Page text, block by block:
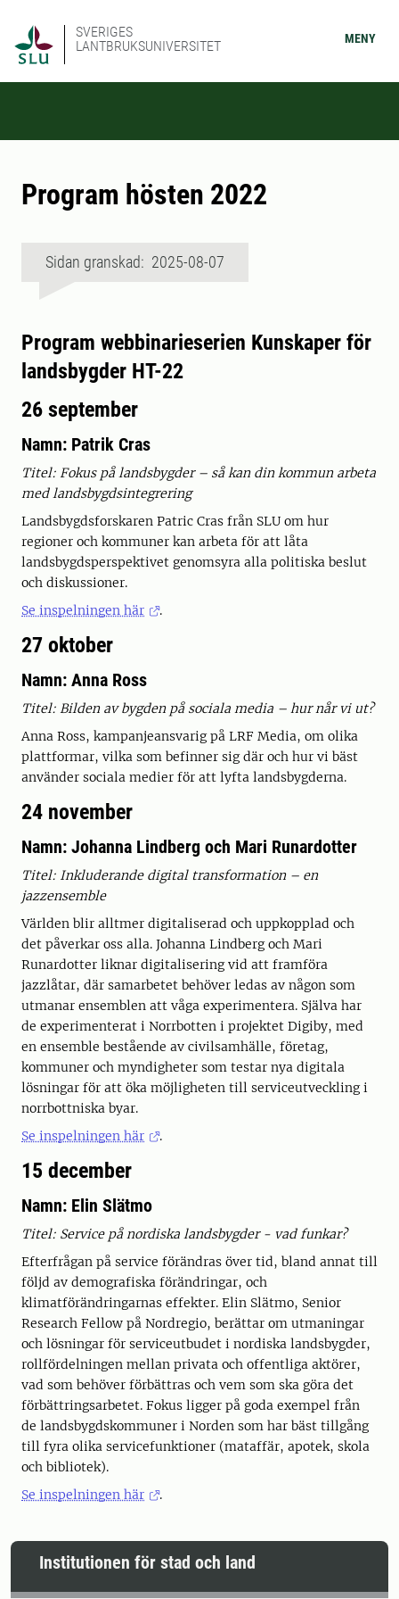
SVERIGES
LANTBRUKSUNIVERSITET
MENY
Program hösten 2022
Sidan granskad: 2025-08-07
Program webbinarieserien Kunskaper för
landsbygder HT-22
26 september
Namn: Patrik Cras
Titel: Fokus på landsbygder – så kan din kommun arbeta
med landsbygdsintegrering
Landsbygdsforskaren Patric Cras från SLU om hur
regioner och kommuner kan arbeta för att låta
landsbygdsperspektivet genomsyra alla politiska beslut
och diskussioner.
Se inspelningen här
.
27 oktober
Namn: Anna Ross
Titel: Bilden av bygden på sociala media – hur når vi ut?
Anna Ross, kampanjeansvarig på LRF Media, om olika
plattformar, vilka som befinner sig där och hur vi bäst
använder sociala medier för att lyfta landsbygderna.
24 november
Namn: Johanna Lindberg och Mari Runardotter
Titel: Inkluderande digital transformation – en
jazzensemble
Världen blir alltmer digitaliserad och uppkopplad och
det påverkar oss alla. Johanna Lindberg och Mari
Runardotter liknar digitalisering vid att framföra
jazzlåtar, där samarbetet behöver ledas av någon som
utmanar ensemblen att våga experimentera. Själva har
de experimenterat i Norrbotten i projektet Digiby, med
en ensemble bestående av civilsamhälle, företag,
kommuner och myndigheter som testar nya digitala
lösningar för att öka möjligheten till serviceutveckling i
norrbottniska byar.
Se inspelningen här
.
15 december
Namn: Elin Slätmo
Titel: Service på nordiska landsbygder - vad funkar?
Efterfrågan på service förändras över tid, bland annat till
följd av demografiska förändringar, och
klimatförändringarnas effekter. Elin Slätmo, Senior
Research Fellow på Nordregio, berättar om utmaningar
och lösningar för serviceutbudet i nordiska landsbygder,
rollfördelningen mellan privata och offentliga aktörer,
vad som behöver förbättras och vem som ska göra det
förbättringsarbetet. Fokus ligger på goda exempel från
de landsbygdskommuner i Norden som har bäst tillgång
till fyra olika servicefunktioner (mataffär, apotek, skola
och bibliotek).
Se inspelningen här
.
Institutionen för stad och land